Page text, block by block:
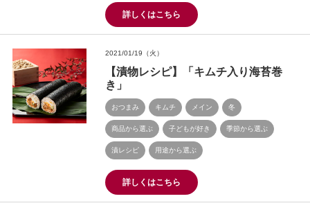
詳しくはこちら
2021/01/19（火）
【漬物レシピ】「キムチ入り海苔巻
き」
おつまみ キムチ メイン 冬
商品から選ぶ 子どもが好き 季節から選ぶ
漬レシピ 用途から選ぶ
詳しくはこちら